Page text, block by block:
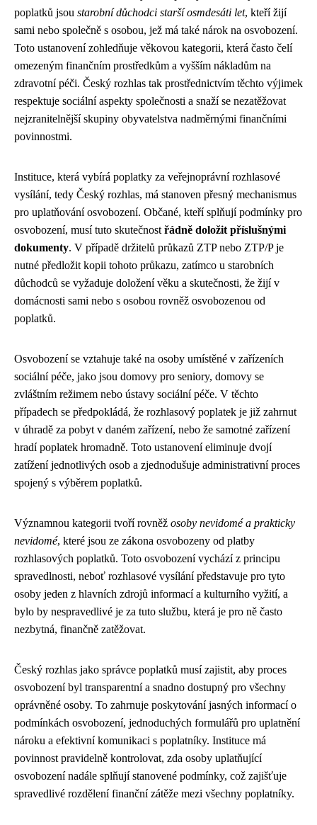
poplatků jsou starobní důchodci starší osmdesáti let, kteří žijí
sami nebo společně s osobou, jež má také nárok na osvobození.
Toto ustanovení zohledňuje věkovou kategorii, která často čelí
omezeným finančním prostředkům a vyšším nákladům na
zdravotní péči. Český rozhlas tak prostřednictvím těchto výjimek
respektuje sociální aspekty společnosti a snaží se nezatěžovat
nejzranitelnější skupiny obyvatelstva nadměrnými finančními
povinnostmi.
Instituce, která vybírá poplatky za veřejnoprávní rozhlasové
vysílání, tedy Český rozhlas, má stanoven přesný mechanismus
pro uplatňování osvobození. Občané, kteří splňují podmínky pro
osvobození, musí tuto skutečnost řádně doložit příslušnými
dokumenty. V případě držitelů průkazů ZTP nebo ZTP/P je
nutné předložit kopii tohoto průkazu, zatímco u starobních
důchodců se vyžaduje doložení věku a skutečnosti, že žijí v
domácnosti sami nebo s osobou rovněž osvobozenou od
poplatků.
Osvobození se vztahuje také na osoby umístěné v zařízeních
sociální péče, jako jsou domovy pro seniory, domovy se
zvláštním režimem nebo ústavy sociální péče. V těchto
případech se předpokládá, že rozhlasový poplatek je již zahrnut
v úhradě za pobyt v daném zařízení, nebo že samotné zařízení
hradí poplatek hromadně. Toto ustanovení eliminuje dvojí
zatížení jednotlivých osob a zjednodušuje administrativní proces
spojený s výběrem poplatků.
Významnou kategorii tvoří rovněž osoby nevidomé a prakticky
nevidomé, které jsou ze zákona osvobozeny od platby
rozhlasových poplatků. Toto osvobození vychází z principu
spravedlnosti, neboť rozhlasové vysílání představuje pro tyto
osoby jeden z hlavních zdrojů informací a kulturního vyžití, a
bylo by nespravedlivé je za tuto službu, která je pro ně často
nezbytná, finančně zatěžovat.
Český rozhlas jako správce poplatků musí zajistit, aby proces
osvobození byl transparentní a snadno dostupný pro všechny
oprávněné osoby. To zahrnuje poskytování jasných informací o
podmínkách osvobození, jednoduchých formulářů pro uplatnění
nároku a efektivní komunikaci s poplatníky. Instituce má
povinnost pravidelně kontrolovat, zda osoby uplatňující
osvobození nadále splňují stanovené podmínky, což zajišťuje
spravedlivé rozdělení finanční zátěže mezi všechny poplatníky.